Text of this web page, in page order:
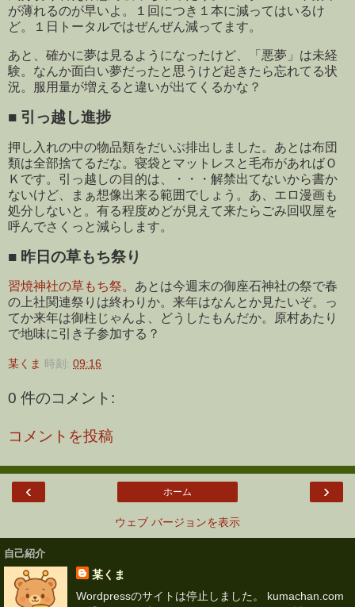
が薄れるのが早いよ。１回につき１本に減ってはいるけ
ど。１日トータルではぜんぜん減ってます。
あと、確かに夢は見るようになったけど、「悪夢」は未経
験。なんか面白い夢だったと思うけど起きたら忘れてる状
況。服用量が増えると違いが出てくるかな？
■ 引っ越し進捗
押し入れの中の物品類をだいぶ排出しました。あとは布団
類は全部捨てるだな。寝袋とマットレスと毛布があればＯ
Ｋです。引っ越しの目的は、・・・解禁出てないから書か
ないけど、まぁ想像出来る範囲でしょう。あ、エロ漫画も
処分しないと。有る程度めどが見えて来たらごみ回収屋を
呼んでさくっと減らします。
■ 昨日の草もち祭り
習焼神社の草もち祭。 あとは今週末の御座石神社の祭で春
の上社関連祭りは終わりか。来年はなんとか見たいぞ。っ
てか来年は御柱じゃんよ、どうしたもんだか。原村あたり
で地味に引き子参加する？
某くま 時刻: 09:16
0 件のコメント:
コメントを投稿
‹ ›
ホーム
ウェブ バージョンを表示
自己紹介
某くま
Wordpressのサイトは停止しました。 kumachan.com